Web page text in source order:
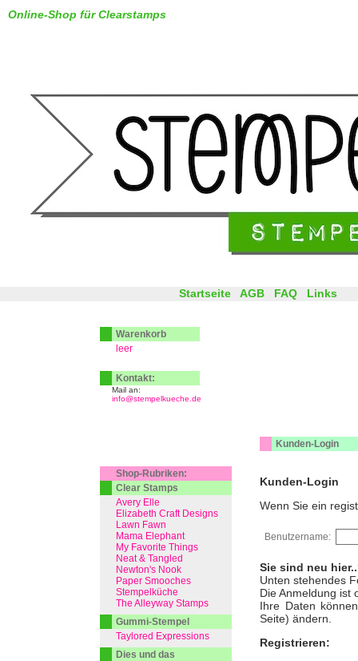
Online-Shop für Clearstamps
Kunden-Login
Kunden-Login
Wenn Sie ein
Benutzername:
Sie sind neu
Unten stehendes
Die Anmeldung ist
Ihre Daten
Seite) ändern.
Registrieren:
Startseite AGB FAQ Links
Warenkorb
leer
Kontakt:
Mail an:
info@stempelkueche.de
Shop-Rubriken:
Clear Stamps
Avery Elle
Elizabeth Craft Designs
Lawn Fawn
Mama Elephant
My Favorite Things
Neat & Tangled
Newton's Nook
Paper Smooches
Stempelküche
The Alleyway Stamps
Gummi-Stempel
Taylored Expressions
Dies und das